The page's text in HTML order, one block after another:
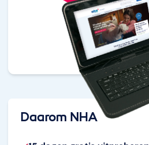
Daarom NHA